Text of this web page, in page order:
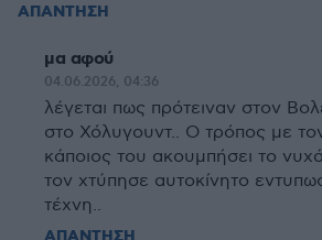
ΑΠΑΝΤΗΣΗ
μα αφού
04.06.2026, 04:36
λέγεται πως πρότειναν στον
στο Χόλυγουντ.. Ο τρόπος με
κάποιος του ακουμπήσει το
τον χτύπησε αυτοκίνητο
τέχνη..